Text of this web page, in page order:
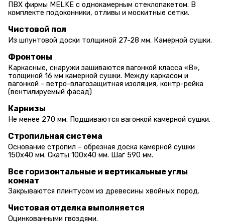
ПВХ фирмы MELKE с однокамерным стеклопакетом. В
комплекте подоконники, отливы и москитные сетки.
Чистовой пол
Из шпунтовой доски толщиной 27-28 мм. Камерной сушки.
Фронтоны
Каркасные, снаружи зашиваются вагонкой класса «В»,
толщиной 16 мм камерной сушки. Между каркасом и
вагонкой - ветро-влагозащитная изоляция, контр-рейка
(вентилируемый фасад)
Карнизы
Не менее 270 мм. Подшиваются вагонкой камерной сушки.
Стропильная система
Основание стропил – обрезная доска камерной сушки
150х40 мм. Скаты 100х40 мм. Шаг 590 мм.
Все горизонтальные и вертикальные углы
комнат
Закрываются плинтусом из древесины хвойных пород.
Чистовая отделка выполняется
Оцинкованными гвоздями.